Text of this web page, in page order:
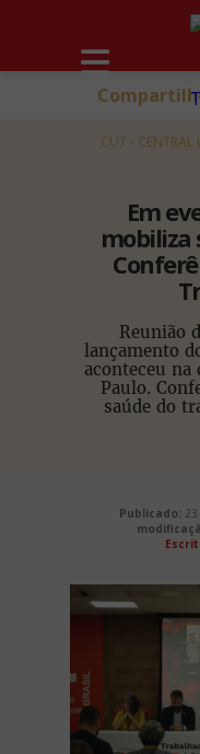
CUT -
Em
mobiliza
Reunião
lançamento
aconteceu
Paulo.
saúde do
Publicado: